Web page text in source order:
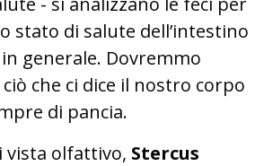
stato di salute dell’intestino
generale. Dovremmo
che ci dice il nostro corpo
di pancia.
vista olfattivo, Stercus